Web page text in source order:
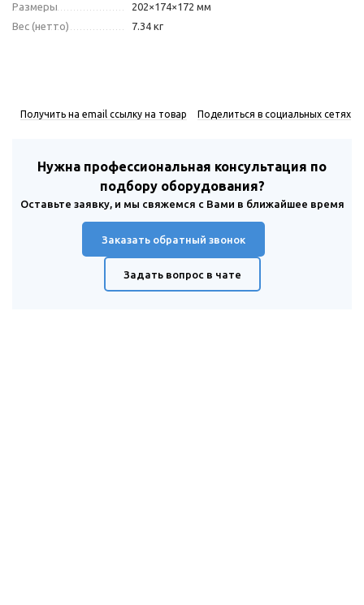
Размеры
202×174×172 мм
Вес (нетто)
7.34 кг
Получить на email ссылку на товар Поделиться в социальных сетях
Нужна профессиональная консультация по
подбору оборудования?
Оставьте заявку, и мы свяжемся с Вами в ближайшее время
Заказать обратный звонок
Задать вопрос в чате